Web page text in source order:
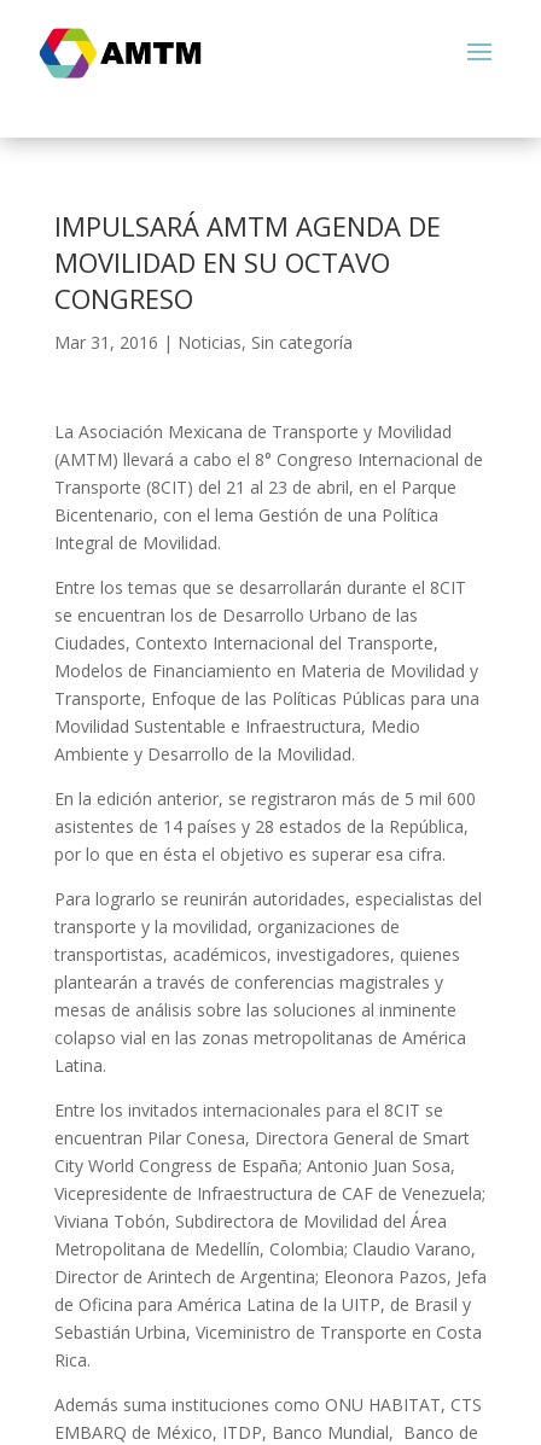
IMPULSARÁ AMTM AGENDA DE
MOVILIDAD EN SU OCTAVO
CONGRESO
Mar 31, 2016 | Noticias, Sin categoría
La Asociación Mexicana de Transporte y Movilidad
(AMTM) llevará a cabo el 8° Congreso Internacional de
Transporte (8CIT) del 21 al 23 de abril, en el Parque
Bicentenario, con el lema Gestión de una Política
Integral de Movilidad.
Entre los temas que se desarrollarán durante el 8CIT
se encuentran los de Desarrollo Urbano de las
Ciudades, Contexto Internacional del Transporte,
Modelos de Financiamiento en Materia de Movilidad y
Transporte, Enfoque de las Políticas Públicas para una
Movilidad Sustentable e Infraestructura, Medio
Ambiente y Desarrollo de la Movilidad.
En la edición anterior, se registraron más de 5 mil 600
asistentes de 14 países y 28 estados de la República,
por lo que en ésta el objetivo es superar esa cifra.
Para lograrlo se reunirán autoridades, especialistas del
transporte y la movilidad, organizaciones de
transportistas, académicos, investigadores, quienes
plantearán a través de conferencias magistrales y
mesas de análisis sobre las soluciones al inminente
colapso vial en las zonas metropolitanas de América
Latina.
Entre los invitados internacionales para el 8CIT se
encuentran Pilar Conesa, Directora General de Smart
City World Congress de España; Antonio Juan Sosa,
Vicepresidente de Infraestructura de CAF de Venezuela;
Viviana Tobón, Subdirectora de Movilidad del Área
Metropolitana de Medellín, Colombia; Claudio Varano,
Director de Arintech de Argentina; Eleonora Pazos, Jefa
de Oficina para América Latina de la UITP, de Brasil y
Sebastián Urbina, Viceministro de Transporte en Costa
Rica.
Además suma instituciones como ONU HABITAT, CTS
EMBARQ de México, ITDP, Banco Mundial, Banco de